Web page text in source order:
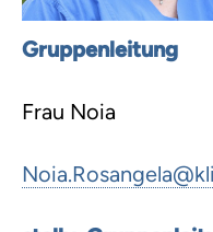
Gruppenleitung
Frau Noia
Noia.Rosangela@